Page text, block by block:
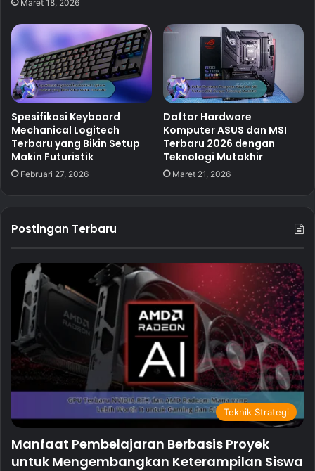
Maret 18, 2026
Spesifikasi Keyboard
Mechanical Logitech
Terbaru yang Bikin Setup
Makin Futuristik
Februari 27, 2026
Daftar Hardware
Komputer ASUS dan MSI
Terbaru 2026 dengan
Teknologi Mutakhir
Maret 21, 2026
Postingan Terbaru
Teknik Strategi
Manfaat Pembelajaran Berbasis Proyek
untuk Mengembangkan Keterampilan Siswa